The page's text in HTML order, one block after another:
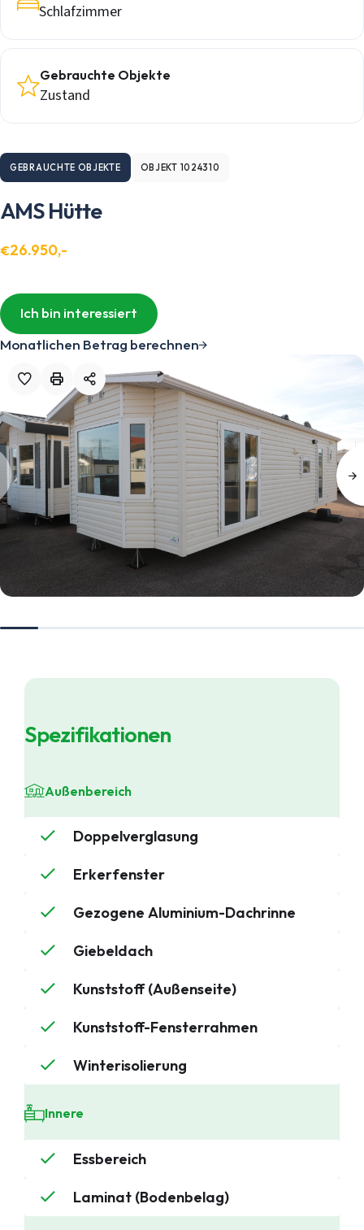
Schlafzimmer
Gebrauchte Objekte
Zustand
GEBRAUCHTE OBJEKTE OBJEKT 1024310
AMS Hütte
€26.950,-
Ich bin interessiert
Monatlichen Betrag berechnen
Spezifikationen
Außenbereich
Doppelverglasung
Erkerfenster
Gezogene Aluminium-Dachrinne
Giebeldach
Kunststoff (Außenseite)
Kunststoff-Fensterrahmen
Winterisolierung
Innere
Essbereich
Laminat (Bodenbelag)